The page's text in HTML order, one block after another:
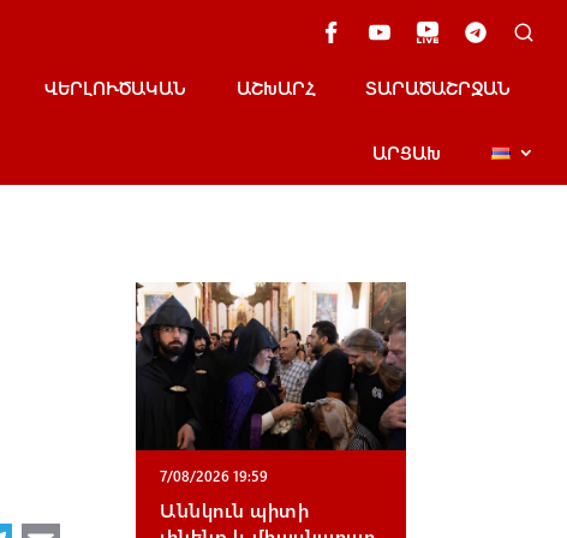
ՎԵՐԼՈՒԾԱԿԱՆ ԱՇԽԱՐՀ ՏԱՐԱԾԱՇՐՋԱՆ
ԱՐՑԱԽ
7/08/2026 19:59
Աննկուն պիտի